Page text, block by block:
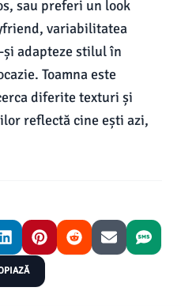
sau preferi un look
variabilitatea
adapteze stilul în
Toamna este
diferite texturi și
reflectă cine ești azi,